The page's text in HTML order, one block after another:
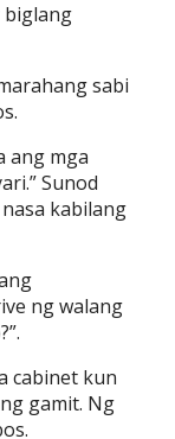
biglang
sabi
ang mga
Sunod
kabilang
ng walang
cabinet kun
gamit. Ng